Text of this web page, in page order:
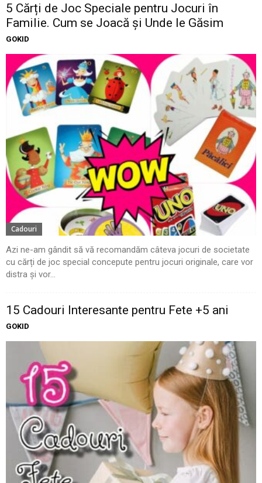
5 Cărți de Joc Speciale pentru Jocuri în
Familie. Cum se Joacă și Unde le Găsim
GOKID
Cadouri
Azi ne-am gândit să vă recomandăm câteva jocuri de societate
cu cărți de joc special concepute pentru jocuri originale, care vor
distra și vor...
15 Cadouri Interesante pentru Fete +5 ani
GOKID